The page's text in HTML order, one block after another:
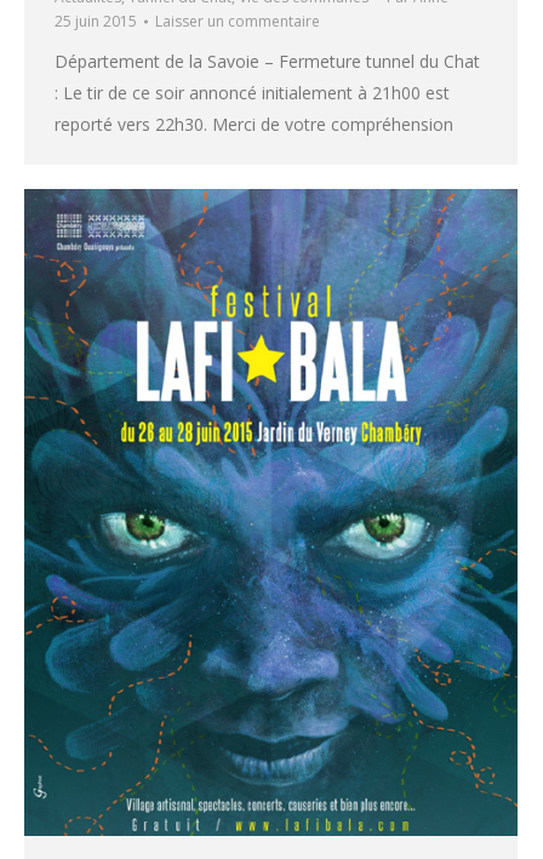
25 juin 2015
Laisser un commentaire
Département de la Savoie – Fermeture tunnel du Chat
: Le tir de ce soir annoncé initialement à 21h00 est
reporté vers 22h30. Merci de votre compréhension